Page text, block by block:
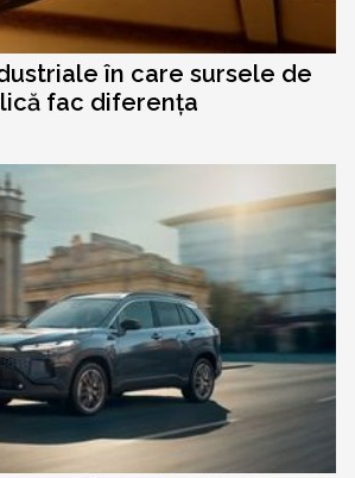
în care sursele de
fac diferența